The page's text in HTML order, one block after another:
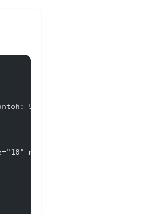
50000" min="0">
min="0" max="100">